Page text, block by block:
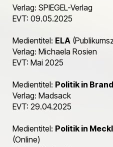
Verlag: SPIEGEL-Verlag
EVT: 09.05.2025
Medientitel: ELA
Verlag: Michaela Rosien
EVT: Mai 2025
Medientitel: Politik in
Verlag: Madsack
EVT: 29.04.2025
Medientitel: Politik in
(Online)